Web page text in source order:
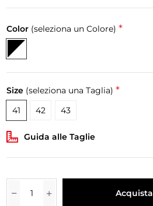
Color (seleziona un Colore) *
Size (seleziona una Taglia) *
41 42 43
Guida alle Taglie
Acquista